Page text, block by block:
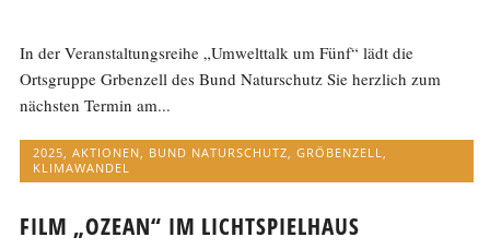
In der Veranstaltungsreihe „Umwelttalk um Fünf“ lädt die
Ortsgruppe Grbenzell des Bund Naturschutz Sie herzlich zum
nächsten Termin am...
2025,AKTIONEN, BUND NATURSCHUTZ,GRÖBENZELL,
KLIMAWANDEL
FILM „OZEAN“ IM LICHTSPIELHAUS